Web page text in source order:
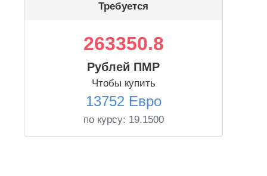
Требуется
263350.8
Рублей ПМР
Чтобы купить
13752 Евро
по курсу: 19.1500